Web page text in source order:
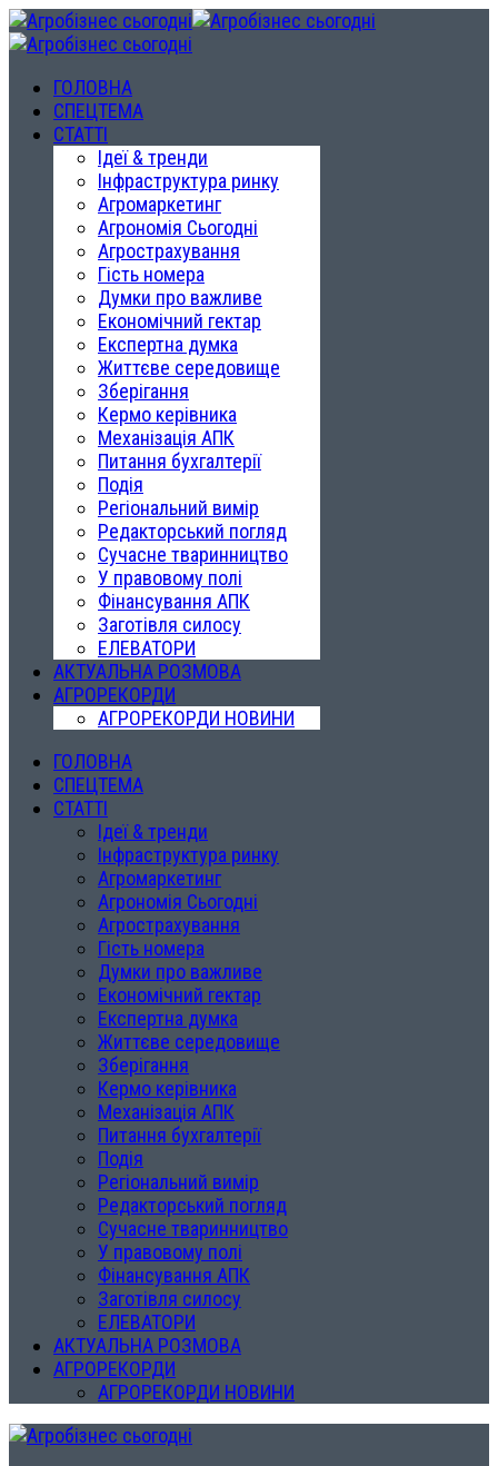
ГОЛОВНА
СПЕЦТЕМА
СТАТТІ
Ідеї & тренди
Інфраструктура ринку
Агромаркетинг
Агрономія Сьогодні
Агрострахування
Гість номера
Думки про важливе
Економічний гектар
Експертна думка
Життєве середовище
Зберігання
Кермо керівника
Механізація АПК
Питання бухгалтерії
Подія
Регіональний вимір
Редакторський погляд
Сучасне тваринництво
У правовому полі
Фінансування АПК
Заготівля силосу
ЕЛЕВАТОРИ
АКТУАЛЬНА РОЗМОВА
АГРОРЕКОРДИ
АГРОРЕКОРДИ НОВИНИ
ГОЛОВНА
СПЕЦТЕМА
СТАТТІ
Ідеї & тренди
Інфраструктура ринку
Агромаркетинг
Агрономія Сьогодні
Агрострахування
Гість номера
Думки про важливе
Економічний гектар
Експертна думка
Життєве середовище
Зберігання
Кермо керівника
Механізація АПК
Питання бухгалтерії
Подія
Регіональний вимір
Редакторський погляд
Сучасне тваринництво
У правовому полі
Фінансування АПК
Заготівля силосу
ЕЛЕВАТОРИ
АКТУАЛЬНА РОЗМОВА
АГРОРЕКОРДИ
АГРОРЕКОРДИ НОВИНИ